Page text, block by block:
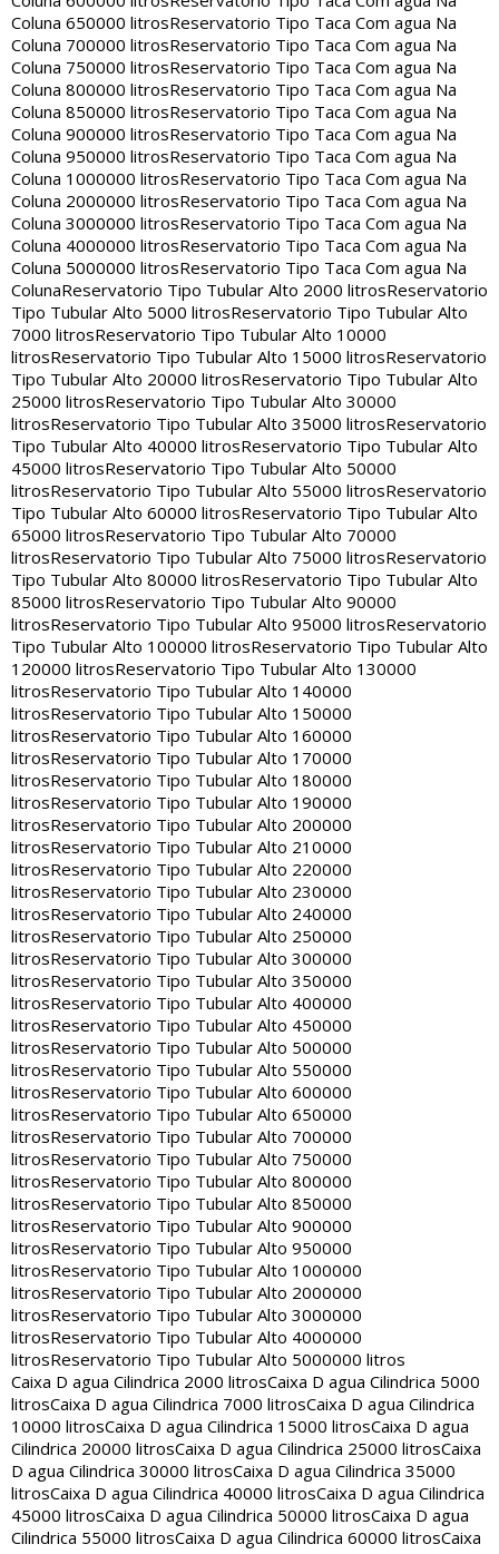
Coluna 650000 litrosReservatorio Tipo Taca Com agua Na
Coluna 700000 litrosReservatorio Tipo Taca Com agua Na
Coluna 750000 litrosReservatorio Tipo Taca Com agua Na
Coluna 800000 litrosReservatorio Tipo Taca Com agua Na
Coluna 850000 litrosReservatorio Tipo Taca Com agua Na
Coluna 900000 litrosReservatorio Tipo Taca Com agua Na
Coluna 950000 litrosReservatorio Tipo Taca Com agua Na
Coluna 1000000 litrosReservatorio Tipo Taca Com agua Na
Coluna 2000000 litrosReservatorio Tipo Taca Com agua Na
Coluna 3000000 litrosReservatorio Tipo Taca Com agua Na
Coluna 4000000 litrosReservatorio Tipo Taca Com agua Na
Coluna 5000000 litrosReservatorio Tipo Taca Com agua Na
ColunaReservatorio Tipo Tubular Alto 2000 litrosReservatorio
Tipo Tubular Alto 5000 litrosReservatorio Tipo Tubular Alto
7000 litrosReservatorio Tipo Tubular Alto 10000
litrosReservatorio Tipo Tubular Alto 15000 litrosReservatorio
Tipo Tubular Alto 20000 litrosReservatorio Tipo Tubular Alto
25000 litrosReservatorio Tipo Tubular Alto 30000
litrosReservatorio Tipo Tubular Alto 35000 litrosReservatorio
Tipo Tubular Alto 40000 litrosReservatorio Tipo Tubular Alto
45000 litrosReservatorio Tipo Tubular Alto 50000
litrosReservatorio Tipo Tubular Alto 55000 litrosReservatorio
Tipo Tubular Alto 60000 litrosReservatorio Tipo Tubular Alto
65000 litrosReservatorio Tipo Tubular Alto 70000
litrosReservatorio Tipo Tubular Alto 75000 litrosReservatorio
Tipo Tubular Alto 80000 litrosReservatorio Tipo Tubular Alto
85000 litrosReservatorio Tipo Tubular Alto 90000
litrosReservatorio Tipo Tubular Alto 95000 litrosReservatorio
Tipo Tubular Alto 100000 litrosReservatorio Tipo Tubular Alto
120000 litrosReservatorio Tipo Tubular Alto 130000
litrosReservatorio Tipo Tubular Alto 140000
litrosReservatorio Tipo Tubular Alto 150000
litrosReservatorio Tipo Tubular Alto 160000
litrosReservatorio Tipo Tubular Alto 170000
litrosReservatorio Tipo Tubular Alto 180000
litrosReservatorio Tipo Tubular Alto 190000
litrosReservatorio Tipo Tubular Alto 200000
litrosReservatorio Tipo Tubular Alto 210000
litrosReservatorio Tipo Tubular Alto 220000
litrosReservatorio Tipo Tubular Alto 230000
litrosReservatorio Tipo Tubular Alto 240000
litrosReservatorio Tipo Tubular Alto 250000
litrosReservatorio Tipo Tubular Alto 300000
litrosReservatorio Tipo Tubular Alto 350000
litrosReservatorio Tipo Tubular Alto 400000
litrosReservatorio Tipo Tubular Alto 450000
litrosReservatorio Tipo Tubular Alto 500000
litrosReservatorio Tipo Tubular Alto 550000
litrosReservatorio Tipo Tubular Alto 600000
litrosReservatorio Tipo Tubular Alto 650000
litrosReservatorio Tipo Tubular Alto 700000
litrosReservatorio Tipo Tubular Alto 750000
litrosReservatorio Tipo Tubular Alto 800000
litrosReservatorio Tipo Tubular Alto 850000
litrosReservatorio Tipo Tubular Alto 900000
litrosReservatorio Tipo Tubular Alto 950000
litrosReservatorio Tipo Tubular Alto 1000000
litrosReservatorio Tipo Tubular Alto 2000000
litrosReservatorio Tipo Tubular Alto 3000000
litrosReservatorio Tipo Tubular Alto 4000000
litrosReservatorio Tipo Tubular Alto 5000000 litros
Caixa D agua Cilindrica 2000 litrosCaixa D agua Cilindrica 5000
litrosCaixa D agua Cilindrica 7000 litrosCaixa D agua Cilindrica
10000 litrosCaixa D agua Cilindrica 15000 litrosCaixa D agua
Cilindrica 20000 litrosCaixa D agua Cilindrica 25000 litrosCaixa
D agua Cilindrica 30000 litrosCaixa D agua Cilindrica 35000
litrosCaixa D agua Cilindrica 40000 litrosCaixa D agua Cilindrica
45000 litrosCaixa D agua Cilindrica 50000 litrosCaixa D agua
Cilindrica 55000 litrosCaixa D agua Cilindrica 60000 litrosCaixa